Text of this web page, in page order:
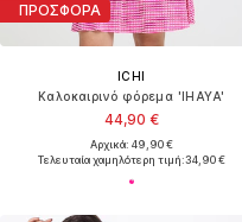
ΠΡΟΣΦΟΡΑ
ICHI
Καλοκαιρινό φόρεμα 'IHAYA'
44,90 €
Αρχικά: 49,90 €
Τελευταία χαμηλότερη τιμή:34,90 €